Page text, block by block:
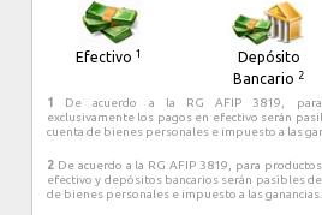
Patrimonio Natural de la Humanidad
Efectivo 1
Depósito
Bancario 2
1
De acuerdo a la RG AFIP 3819, para
exclusivamente los pagos en efectivo serán
cuenta de bienes personales e impuesto a las
2 De acuerdo a la RG AFIP 3819, para
efectivo y depósitos bancarios serán pasibles
de bienes personales e impuesto a las ganancias.